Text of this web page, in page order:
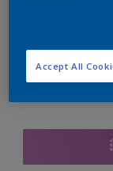
Op dit
te bestellen.
er hard aan
Accept All